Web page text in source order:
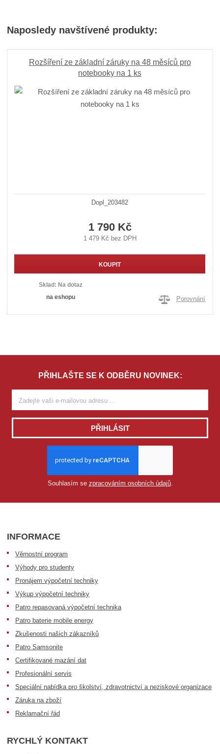
Naposledy navštívené produkty:
Rozšíření ze základní záruky na 48 měsíců pro
notebooky na 1 ks
Dopl_203482
1 790 Kč
1 479 Kč bez DPH
KOUPIT
Sklad: Na dotaz
na eshopu
Porovnání
PŘIHLAŠTE SE K ODBĚRU NOVINEK:
PŘIHLÁSIT
Souhlasím se zpracováním osobních údajů.
INFORMACE
Věrnostní program
Výhody pro studenty
Pronájem výpočetní techniky
Výkup výpočetní techniky
Patro repasovaná výpočetní technika
Patro baterie mobile energy
Zkušenosti našich zákazníků
Patro Samsonite
Certifikované mazání dat
Profesionální servis
Speciální nabídka pro školství, zdravotnictví a neziskové organizace
Záruka na zboží
Reklamační řád
RYCHLÝ KONTAKT